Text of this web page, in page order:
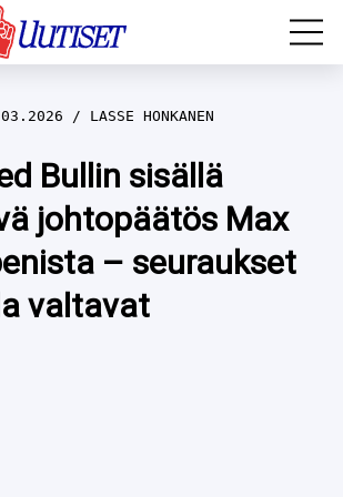
LASSE HONKANEN
Bullin sisällä
johtopäätös Max
– seuraukset
valtavat